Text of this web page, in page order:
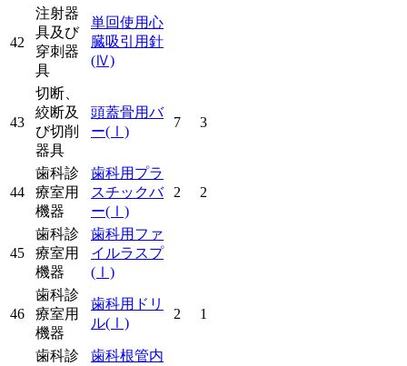
42
注射器
具及び
穿刺器
具
単回使用心
臓吸引用針
(Ⅳ)
43
切断、
絞断及
び切削
器具
頭蓋骨用バ
ー(Ⅰ)
7 3
44
歯科診
療室用
機器
歯科用プラ
スチックバ
ー(Ⅰ)
2 2
45
歯科診
療室用
機器
歯科用ファ
イルラスプ
(Ⅰ)
46
歯科診
療室用
機器
歯科用ドリ
ル(Ⅰ)
2 1
歯科診
歯科根管内